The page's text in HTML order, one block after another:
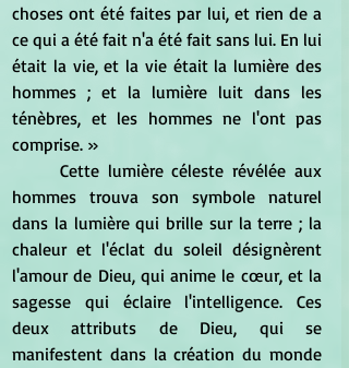
choses ont été faites par lui, et rien de a
ce qui a été fait n'a été fait sans lui. En lui
était la vie, et la vie était la lumière des
hommes ; et la lumière luit dans les
ténèbres, et les hommes ne l'ont pas
comprise. »
hommes trouva son symbole naturel
dans la lumière qui brille sur la terre ; la
chaleur et l'éclat du soleil désignèrent
l'amour de Dieu, qui anime le cœur, et la
sagesse qui éclaire l'intelligence. Ces
deux attributs de Dieu, qui se
manifestent dans la création du monde